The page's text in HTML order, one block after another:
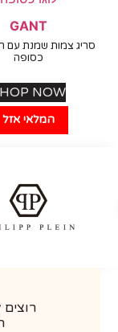
המלאי אזל
GANT
צמות שמנת עם רקמת
כסופה
SHOP NOW
רוצים